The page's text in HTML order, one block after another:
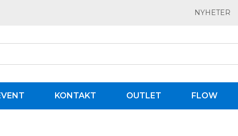
NYHETER
KONTAKT OUTLET FLOW